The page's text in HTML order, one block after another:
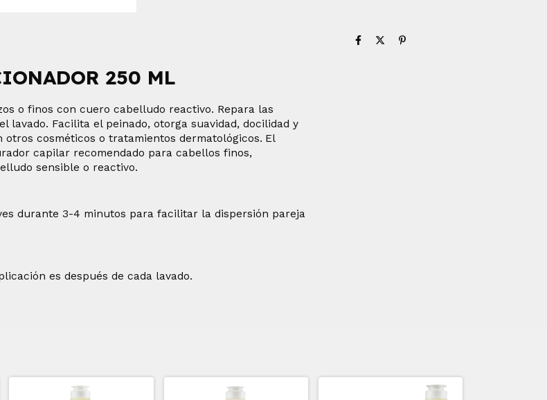
250 ML
o finos con cuero cabelludo reactivo. Repara las
lavado. Facilita el peinado, otorga suavidad, docilidad y
cosméticos o tratamientos dermatológicos. El
capilar recomendado para cabellos finos,
sensible o reactivo.
durante 3-4 minutos para facilitar la dispersión pareja
es después de cada lavado.